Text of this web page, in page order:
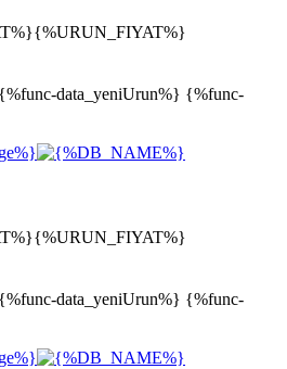
{%URUN_FIYAT%}
data_yeniUrun%} {%func-
{%URUN_FIYAT%}
data_yeniUrun%} {%func-